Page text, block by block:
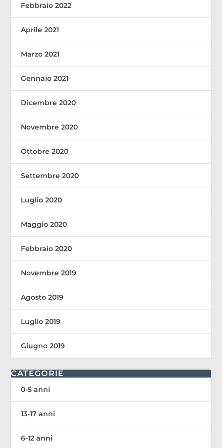
Febbraio 2022
Aprile 2021
Marzo 2021
Gennaio 2021
Dicembre 2020
Novembre 2020
Ottobre 2020
Settembre 2020
Luglio 2020
Maggio 2020
Febbraio 2020
Novembre 2019
Agosto 2019
Luglio 2019
Giugno 2019
CATEGORIE
0-5 anni
13-17 anni
6-12 anni